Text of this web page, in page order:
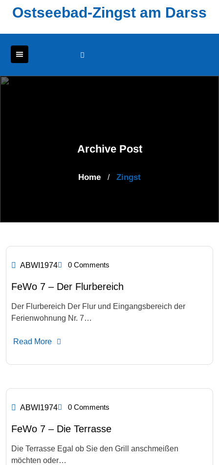
Ostseebad-Zingst am Darss
Archive Post
Home / Zingst
ABWI1974 0 Comments
FeWo 7 – Der Flurbereich
Der Flurbereich Der Flur und Eingangsbereich der
Ferienwohnung Nr. 7…
Read More
ABWI1974 0 Comments
FeWo 7 – Die Terrasse
Die Terrasse Egal ob Sie den Grill anschmeißen
möchten oder…